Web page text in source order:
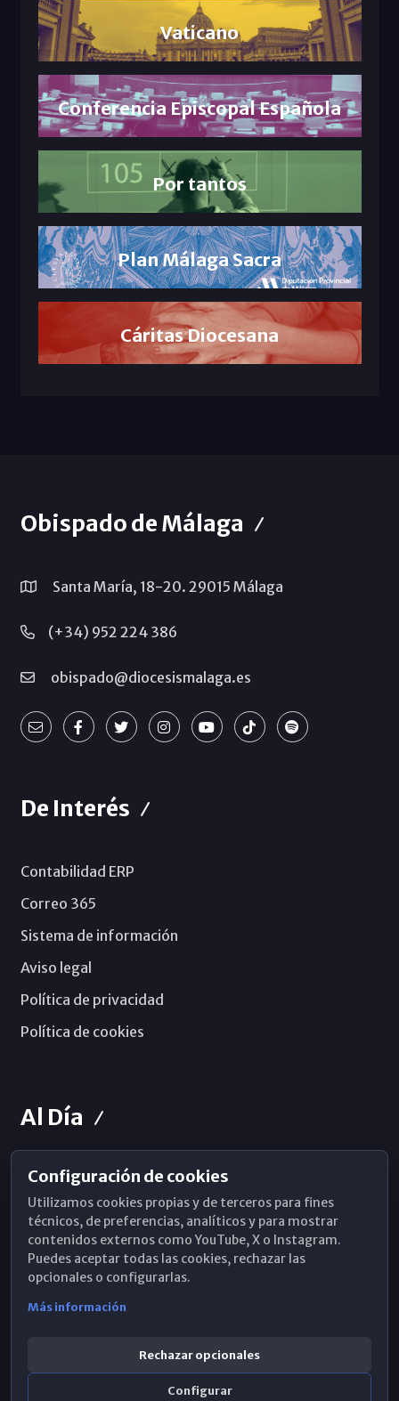
Vaticano
Conferencia Episcopal Española
Por tantos
Plan Málaga Sacra
Cáritas Diocesana
Obispado de Málaga
Santa María, 18-20. 29015 Málaga
(+34) 952 224 386
obispado@diocesismalaga.es
De Interés
Contabilidad ERP
Correo 365
Sistema de información
Aviso legal
Política de privacidad
Política de cookies
Al Día
Horarios de Misa
Hemeroteca
WhatsApp
Configuración de cookies
Utilizamos cookies propias y de terceros para fines
técnicos, de preferencias, analíticos y para mostrar
contenidos externos como YouTube, X o Instagram.
Puedes aceptar todas las cookies, rechazar las
opcionales o configurarlas.
Más información
Rechazar opcionales
Configurar